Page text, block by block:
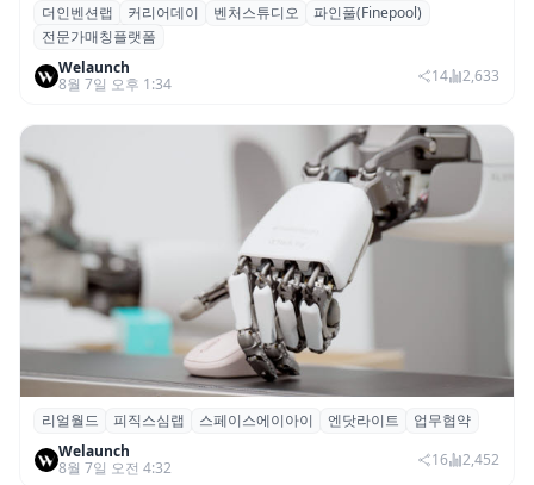
더인벤션랩·커리어데이, 스타트업 전문가 매
칭 플랫폼 ‘파인풀’ 출시
더인벤션랩 커리어데이 벤처스튜디오
파인풀(Finepool)
전문가매칭플랫폼
Welaunch
8월 7일 오후 1:34
14 2,633
리얼월드, 로봇테크 스타트업 3곳과 손잡고
휴머노이드 표준 만든다
리얼월드 피직스심랩 스페이스에이아이 엔닷라이트
업무협약
Welaunch
8월 7일 오전 4:32
16 2,452